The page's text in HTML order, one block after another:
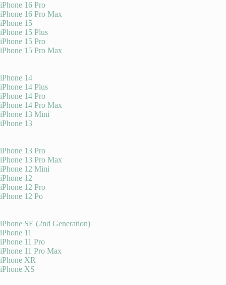
iPhone 16 Pro
iPhone 16 Pro Max
iPhone 15
iPhone 15 Plus
iPhone 15 Pro
iPhone 15 Pro Max
iPhone 14
iPhone 14 Plus
iPhone 14 Pro
iPhone 14 Pro Max
iPhone 13 Mini
iPhone 13
iPhone 13 Pro
iPhone 13 Pro Max
iPhone 12 Mini
iPhone 12
iPhone 12 Pro
iPhone 12 Po
iPhone SE (2nd Generation)
iPhone 11
iPhone 11 Pro
iPhone 11 Pro Max
iPhone XR
iPhone XS